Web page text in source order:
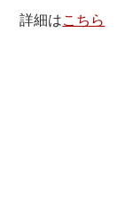
詳細はこちら